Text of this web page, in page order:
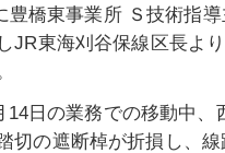
豊橋東事業所 Ｓ技術指導
JR東海刈谷保線区長よ
14日の業務での移動中、
切の遮断棹が折損し、線